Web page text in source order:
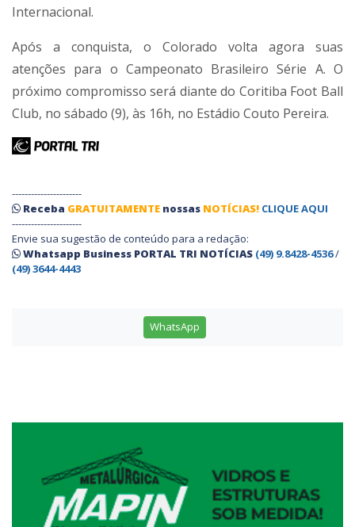
Internacional.
Após a conquista, o Colorado volta agora suas
atenções para o Campeonato Brasileiro Série A. O
próximo compromisso será diante do Coritiba Foot Ball
Club, no sábado (9), às 16h, no Estádio Couto Pereira.
----------------------
Receba GRATUITAMENTE nossas NOTÍCIAS! CLIQUE AQUI
----------------------
Envie sua sugestão de conteúdo para a redação:
Whatsapp Business PORTAL TRI NOTÍCIAS (49) 9.8428-4536/
(49) 3644-4443
WhatsApp